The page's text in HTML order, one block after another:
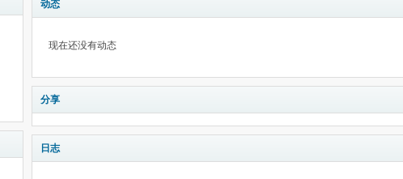
动态
现在还没有动态
分享
日志